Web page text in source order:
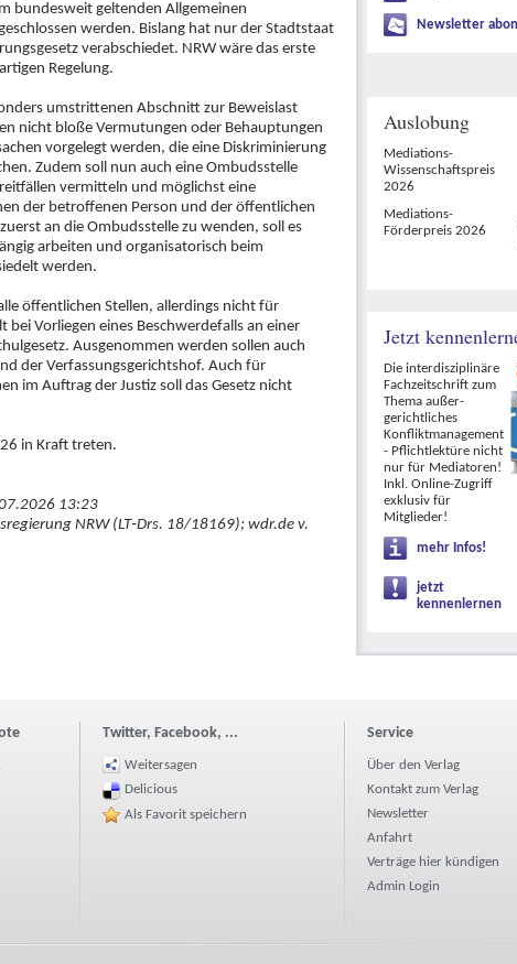
bundesweit geltenden Allgemeinen
werden. Bislang hat nur der Stadtstaat
verabschiedet. NRW wäre das erste
Regelung.
umstrittenen Abschnitt zur Beweislast
nicht bloße Vermutungen oder Behauptungen
vorgelegt werden, die eine Diskriminierung
Zudem soll nun auch eine Ombudsstelle
vermitteln und möglichst eine
der betroffenen Person und der öffentlichen
an die Ombudsstelle zu wenden, soll es
arbeiten und organisatorisch beim
werden.
öffentlichen Stellen, allerdings nicht für
Vorliegen eines Beschwerdefalls an einer
Ausgenommen werden sollen auch
der Verfassungsgerichtshof. Auch für
im Auftrag der Justiz soll das Gesetz nicht
in Kraft treten.
13:23
NRW (LT‑Drs. 18/18169); wdr.de v.
Newsletter
Auslobung
Mediations-
Wissenschaftspreis
2026
Mediations-
Förderpreis 2026
Jetzt
Die interdisziplinäre
Fachzeitschrift zum
Thema außer-
gerichtliches
Konfliktmanagement
- Pflichtlektüre nicht
nur für Mediatoren!
Inkl. Online-Zugriff
exklusiv für
Mitglieder!
mehr Infos!
jetzt
kennenlernen
Twitter, Facebook, ...
Weitersagen
Delicious
Als Favorit speichern
Service
Über den Verlag
Kontakt zum Verlag
Newsletter
Anfahrt
Verträge hier kündigen
Admin Login